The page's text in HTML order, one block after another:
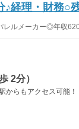
♪経理・財務○
レルメーカー◎年収
2分）
からもアクセス可能！